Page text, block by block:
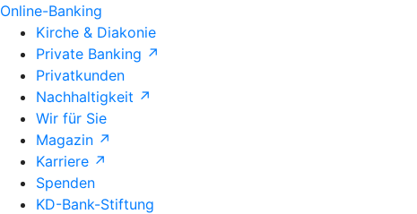
Online-Banking
Kirche & Diakonie
Private Banking ↗
Privatkunden
Nachhaltigkeit ↗
Wir für Sie
Magazin ↗
Karriere ↗
Spenden
KD-Bank-Stiftung